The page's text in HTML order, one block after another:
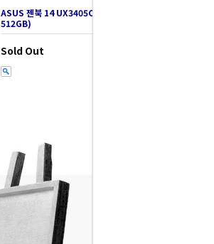
ASUS 젠북 14 UX3405CA-PZ199W (SSD
512GB)
Sold Out